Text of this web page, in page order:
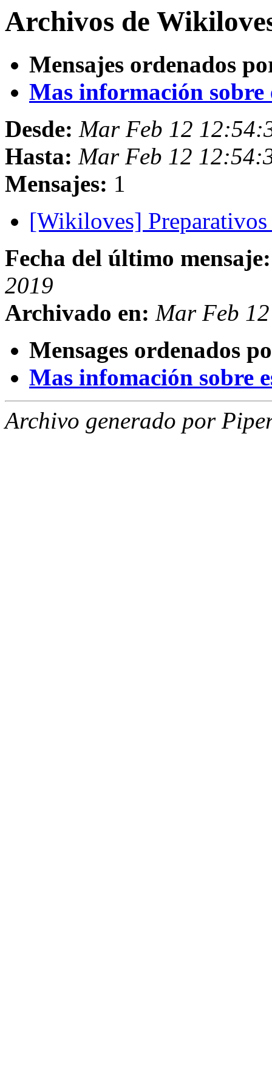
Archivos de
Mensajes ordenados
Mas información sobre
Desde: Mar Feb 12
Hasta: Mar Feb 12
Mensajes: 1
[Wikiloves]
Fecha del último mensaje:
2019
Archivado en: Mar Feb
Mensages ordenados
Mas infomación sobre
Archivo generado por